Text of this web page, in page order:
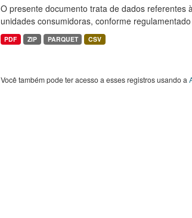
O presente documento trata de dados
unidades consumidoras, conforme
PDF ZIP PARQUET CSV
Você também pode ter acesso a esses registros usando a